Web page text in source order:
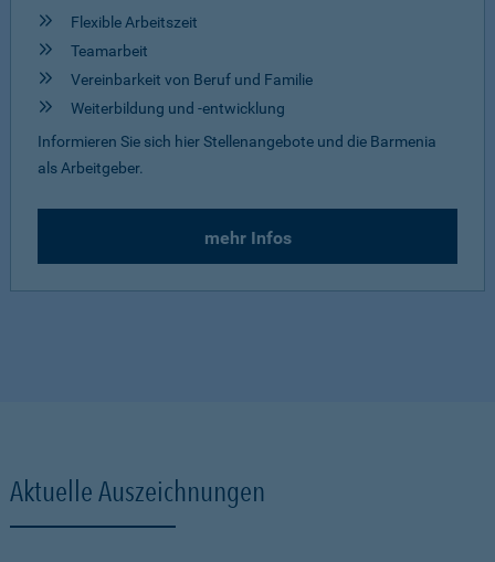
Flexible Arbeitszeit
Teamarbeit
Vereinbarkeit von Beruf und Familie
Weiterbildung und -entwicklung
Informieren Sie sich hier Stellenangebote und die Barmenia
als Arbeitgeber.
mehr Infos
Aktuelle Auszeichnungen